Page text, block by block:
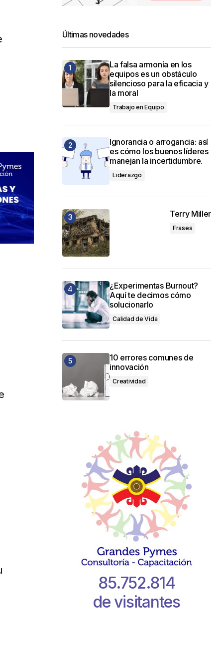
Últimas novedades
La falsa armonía en los
equipos es un obstáculo
silencioso para la eficacia y
la moral
Trabajo en Equipo
Ignorancia o arrogancia: así
es cómo los buenos líderes
manejan la incertidumbre.
Liderazgo
Terry Miller
Frases
¿Experimentas Burnout?
Aquí te decimos cómo
solucionarlo
Calidad de Vida
10 errores comunes de
innovación
Creatividad
85.752.814
de visitantes